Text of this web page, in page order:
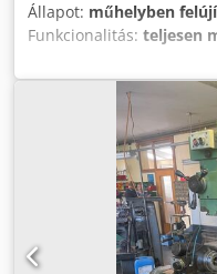
Állapot: műhelyben
Funkcionalitás: teljesen
500 mm, Z-tengely
3 600 m/min
3 600 m/min , előtolási
80 mm,
, orsó
előtolás X-tengely:4 m/
, gyors előtolás Z
530 mm
,
4 000 ford/min,